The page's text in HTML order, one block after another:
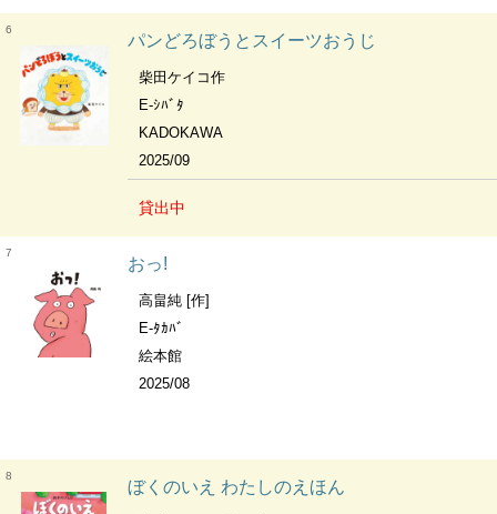
6
パンどろぼうとスイーツおうじ
柴田ケイコ作
E-ｼﾊﾞﾀ
KADOKAWA
2025/09
貸出中
7
おっ!
高畠純 [作]
E-ﾀｶﾊﾞ
絵本館
2025/08
8
ぼくのいえ わたしのえほん